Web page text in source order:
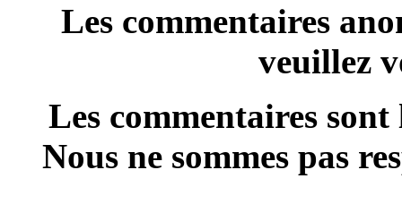
Les commentaires
veuillez
Les commentaires
Nous ne sommes pas